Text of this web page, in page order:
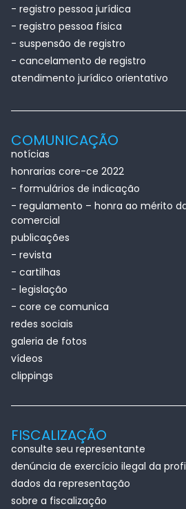
- registro pessoa jurídica
- registro pessoa física
- suspensão de registro
- cancelamento de registro
atendimento jurídico orientativo
COMUNICAÇÃO
notícias
honrarias core-ce 2022
- formulários de indicação
- regulamento – honra ao mérito
comercial
publicações
- revista
- cartilhas
- legislação
- core ce comunica
redes sociais
galeria de fotos
vídeos
clippings
FISCALIZAÇÃO
consulte seu representante
denúncia de exercício ilegal da
dados da representação
sobre a fiscalização